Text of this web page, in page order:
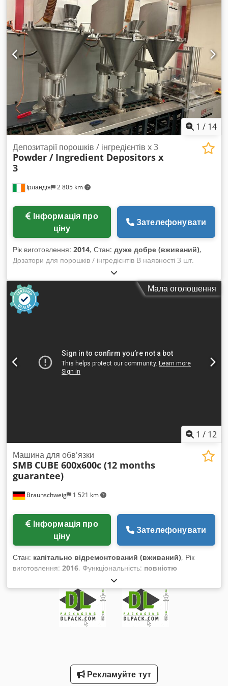
1 / 14
Ірландія 2 805 km
Депозитарії порошків / інгредієнтів x 3
Powder / Ingredient Depositors x
3
ціну
Зателефонувати
Рік виготовлення: 2014, Стан: дуже добре (вживаний),
Дозатори для порошків / інгредієнтів В наявності 3 шт.
Нержавіюча сталь Dcjdpourf Tkjfx Al Ijk Рік випуску: 2014
Відмінний стан
Мала оголошення
1 / 12
Braunschweig 1 521 km
Машина для обв'язки
SMB CUBE 600x600c (12 months
guarantee)
ціну
Зателефонувати
Стан: капітально відремонтований (вживаний), Рік
виготовлення: 2016, Функціональність: повністю
, номер машини/транспортного засобу:
223A011643003, строк гарантії:12 місяці, висота рами:600
, ширина рами: 600 мм, Обладнання:
документація /
, Розмір рами: 600 x 600 мм Ширина
обв'язувальної стрічки: 5-12 мм Рік виготовлення: 2016
наявності стрічки ⦁ Автоматичне втягування стрічки ⦁
Ширина стрічки 5 - 12 мм, за вибором ⦁ DAT Direct-Access-
Рекламуйте тут